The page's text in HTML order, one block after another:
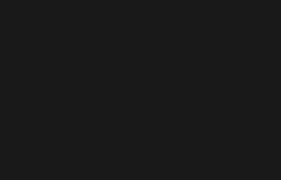
(abre en ventana nueva)
(abre en ventana nueva)
(abre en ventana nueva)